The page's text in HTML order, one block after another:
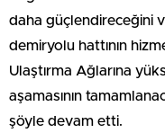
daha güçlendireceğini
demiryolu hattının
Ulaştırma Ağlarına
aşamasının
şöyle devam etti.